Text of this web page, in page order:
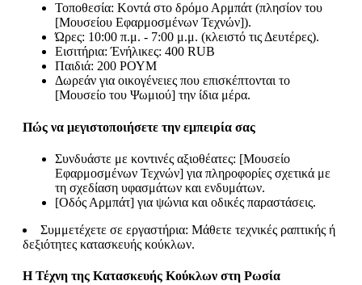
Τοποθεσία: Κοντά στο δρόμο Αρμπάτ (πλησίον του
[Μουσείου Εφαρμοσμένων Τεχνών]).
Ώρες: 10:00 π.μ. - 7:00 μ.μ. (κλειστό τις Δευτέρες).
Εισιτήρια: Ένήλικες: 400 RUB
Παιδιά: 200 ΡΟΥΜ
Δωρεάν για οικογένειες που επισκέπτονται το
[Μουσείο του Ψωμιού] την ίδια μέρα.
Πώς να μεγιστοποιήσετε την εμπειρία σας
Συνδυάστε με κοντινές αξιοθέατες: [Μουσείο
Εφαρμοσμένων Τεχνών] για πληροφορίες σχετικά με
τη σχεδίαση υφασμάτων και ενδυμάτων.
[Οδός Αρμπάτ] για ψώνια και οδικές παραστάσεις.
Συμμετέχετε σε εργαστήρια: Μάθετε τεχνικές ραπτικής ή
δεξιότητες κατασκευής κούκλων.
Η Τέχνη της Κατασκευής Κούκλων στη Ρωσία